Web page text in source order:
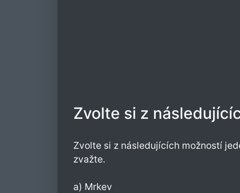
Zvolte si z
Zvolte si z následujících možností
zvažte.
a) Mrkev